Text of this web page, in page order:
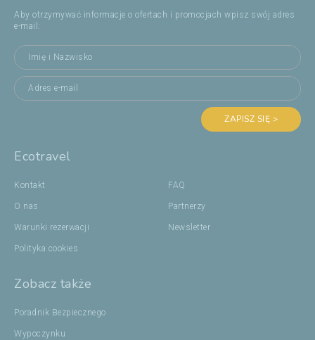
Aby otrzymywać informacje o ofertach i promocjach wpisz swój adres
e-mail:
ZAPISZ SIĘ >
Ecotravel
Kontakt
O nas
Warunki rezerwacji
Polityka cookies
FAQ
Partnerzy
Newsletter
Zobacz także
Poradnik Bezpiecznego
Wypoczynku